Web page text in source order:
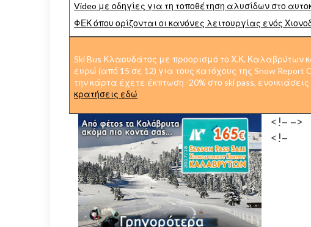
Video με οδηγίες για τη τοποθέτηση αλυσίδων στο
ΦΕΚ όπου ορίζονται οι κανόνες λειτουργίας ενός
Ski Bus Κλαουδάτος με προορισμό το Χ.Κ. Καλαβρύτων
ευρώ (από 15 σε 12) για τους κατόχους της Snow
την κάρτα έχετε έκπτωση -20% στο ski pass,
κρατήσεις εδώ
<!– –>
<!–